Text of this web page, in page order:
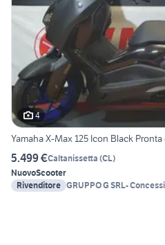
4
Yamaha X-Max 125 Icon Black
5.499 €Caltanissetta (CL)
NuovoScooter
Rivenditore GRUPPO G SRL-